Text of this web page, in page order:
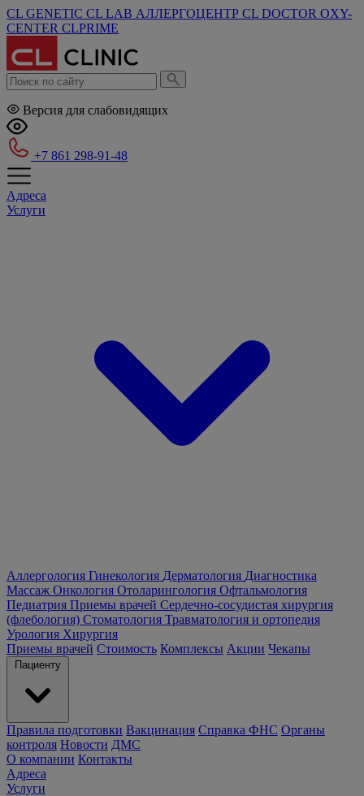
CL GENETIC CL LAB АЛЛЕРГОЦЕНТР CL DOCTOR OXY-
CENTER CLPRIME
Версия для слабовидящих
+7 861 298-91-48
Адреса
Услуги
Аллергология Гинекология Дерматология Диагностика
Массаж Онкология Отоларингология Офтальмология
Педиатрия Приемы врачей Сердечно-сосудистая хирургия
(флебология) Стоматология Травматология и ортопедия
Урология Хирургия
Приемы врачей Стоимость Комплексы Акции Чекапы
Пациенту
Правила подготовки Вакцинация Справка ФНС Органы
контроля Новости ДМС
О компании Контакты
Адреса
Услуги